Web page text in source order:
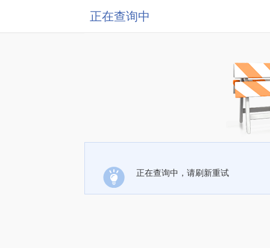
正在查询中
正在查询中，请刷新重试